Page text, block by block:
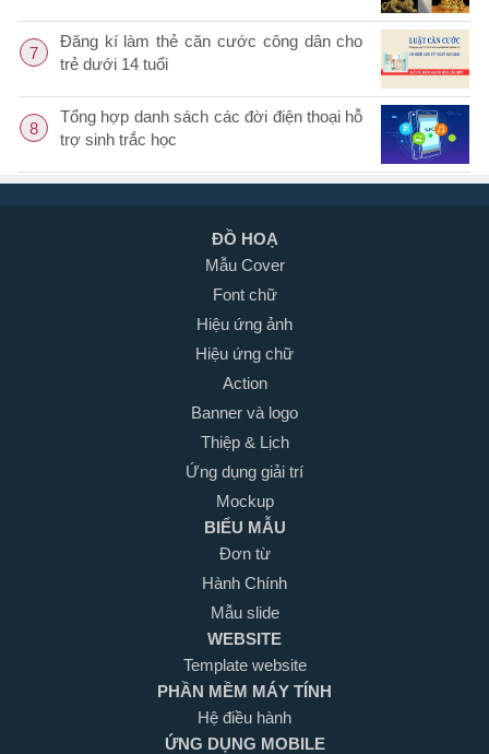
7
Đăng kí làm thẻ căn cước công dân cho
trẻ dưới 14 tuổi
8
Tổng hợp danh sách các đời điện thoại hỗ
trợ sinh trắc học
ĐỒ HOẠ
Mẫu Cover
Font chữ
Hiệu ứng ảnh
Hiệu ứng chữ
Action
Banner và logo
Thiệp & Lịch
Ứng dụng giải trí
Mockup
BIỂU MẪU
Đơn từ
Hành Chính
Mẫu slide
WEBSITE
Template website
PHẦN MỀM MÁY TÍNH
Hệ điều hành
ỨNG DỤNG MOBILE